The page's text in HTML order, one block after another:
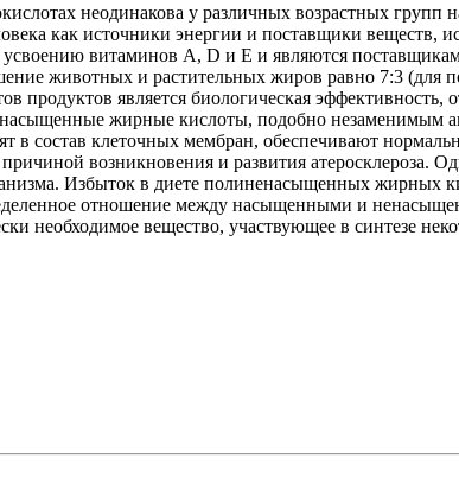
неодинакова у различных возрастных
как источники энергии и поставщики веществ,
витаминов А, D и E и являются
животных и растительных жиров равно 7:3 (для
продуктов является биологическая
жирные кислоты, подобно незаменимым
состав клеточных мембран, обеспечивают
возникновения и развития
Избыток в диете полиненасыщенных жирных
отношение между насыщенными и
необходимое вещество, участвующее в синтезе